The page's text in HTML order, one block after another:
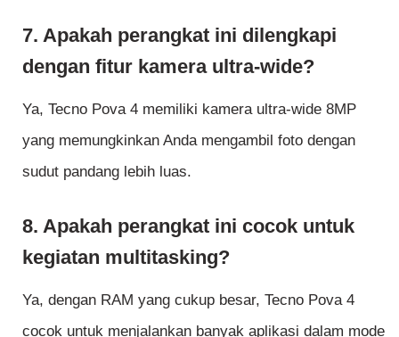
7. Apakah perangkat ini dilengkapi
dengan fitur kamera ultra-wide?
Ya, Tecno Pova 4 memiliki kamera ultra-wide 8MP
yang memungkinkan Anda mengambil foto dengan
sudut pandang lebih luas.
8. Apakah perangkat ini cocok untuk
kegiatan multitasking?
Ya, dengan RAM yang cukup besar, Tecno Pova 4
cocok untuk menjalankan banyak aplikasi dalam mode